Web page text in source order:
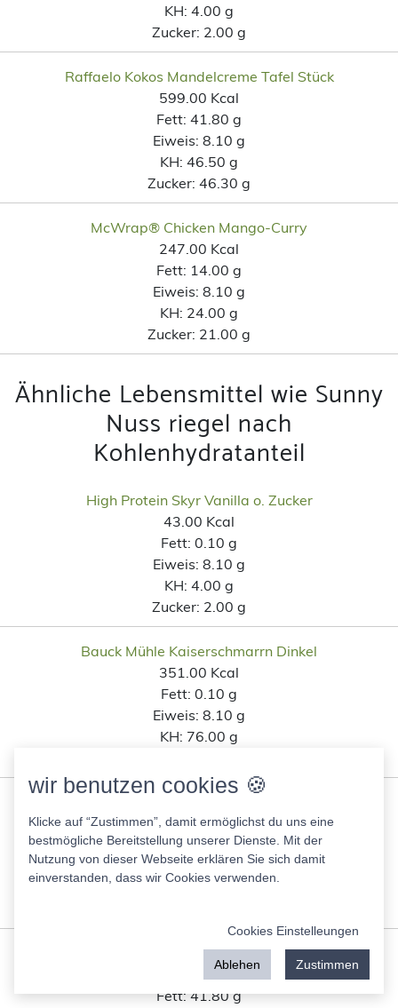
KH: 4.00 g
Zucker: 2.00 g
Raffaelo Kokos Mandelcreme Tafel Stück
599.00 Kcal
Fett: 41.80 g
Eiweis: 8.10 g
KH: 46.50 g
Zucker: 46.30 g
McWrap® Chicken Mango-Curry
247.00 Kcal
Fett: 14.00 g
Eiweis: 8.10 g
KH: 24.00 g
Zucker: 21.00 g
Ähnliche Lebensmittel wie Sunny
Nuss riegel nach
Kohlenhydratanteil
High Protein Skyr Vanilla o. Zucker
43.00 Kcal
Fett: 0.10 g
Eiweis: 8.10 g
KH: 4.00 g
Zucker: 2.00 g
Bauck Mühle Kaiserschmarrn Dinkel
351.00 Kcal
Fett: 0.10 g
Eiweis: 8.10 g
KH: 76.00 g
43.00 Kcal
Fett:0.10 g
Eiweis:8.10 g
KH:4.00 g
Raffaelo Kokos Mandelcreme Tafel Stück
599.00 Kcal
Fett:41.80 g
wir benutzen cookies 🍪
Klicke auf “Zustimmen”, damit ermöglichst du uns eine
bestmögliche Bereitstellung unserer Dienste. Mit der
Nutzung von dieser Webseite erklären Sie sich damit
einverstanden, dass wir Cookies verwenden.
Cookies Einstelleungen
Ablehen Zustimmen